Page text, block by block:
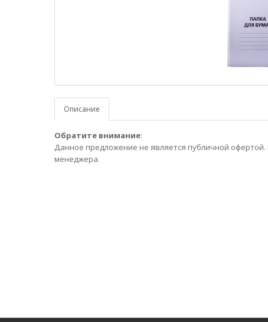
Описание
Обратите внимание:
Данное предложение не является публичной
менеджера.